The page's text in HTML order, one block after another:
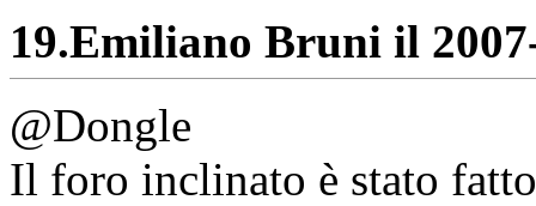
19.Emiliano Bruni il
@Dongle
Il foro inclinato è stato